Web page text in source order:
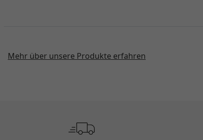
Mehr über unsere Produkte erfahren